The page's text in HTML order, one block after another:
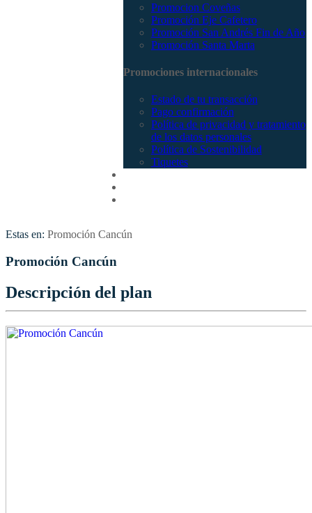
Promocion Coveñas
Promoción Eje Cafetero
Promoción San Andrés Fin de Año
Promoción Santa Marta
Promociones internacionales
Estado de tu transacción
Pago confirmación
Política de privacidad y tratamiento
de los datos personales
Política de Sostenibilidad
Tiquetes
Estas en: Promoción Cancún
Promoción Cancún
Descripción del plan